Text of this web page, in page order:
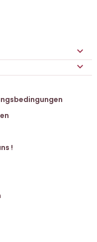


!